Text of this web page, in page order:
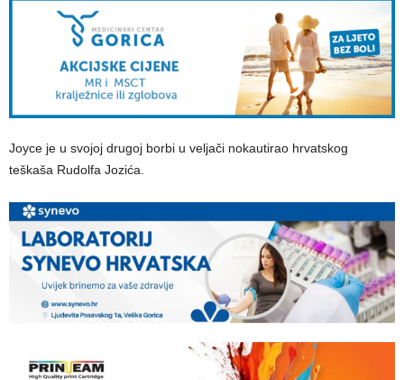
Joyce je u svojoj drugoj borbi u veljači nokautirao hrvatskog
teškaša Rudolfa Jozića.